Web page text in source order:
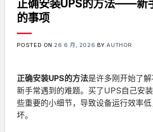
正确安装UPS的方法——新
的事项
POSTED ON 26 6 月, 2026 BYAUTHOR
正确安装UPS的方法是许多刚开始了
新手常遇到的难题。买了UPS自己安
些重要的小细节，导致设备运行效率
坏。